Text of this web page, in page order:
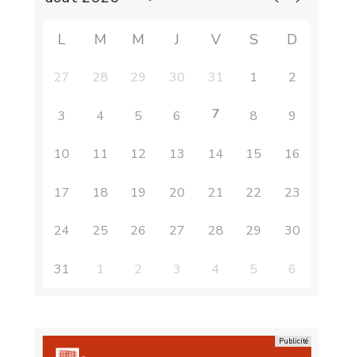
L M M J V S D
27 28 29 30 31 1 2
3 4 5 6 7 8 9
10 11 12 13 14 15 16
17 18 19 20 21 22 23
24 25 26 27 28 29 30
31 1 2 3 4 5 6